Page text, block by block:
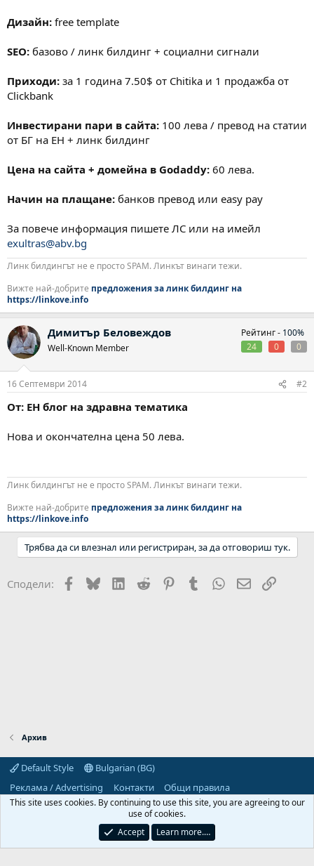
Дизайн: free template
SEO: базово / линк билдинг + социални сигнали
Приходи: за 1 година 7.50$ от Chitika и 1 продажба от
Clickbank
Инвестирани пари в сайта: 100 лева / превод на статии
от БГ на ЕН + линк билдинг
Цена на сайта + домейна в Godaddy: 60 лева.
Начин на плащане: банков превод или easy pay
За повече информация пишете ЛС или на имейл
exultras@abv.bg
Линк билдингът не е просто SPAM. Линкът винаги тежи.
Вижте най-добрите предложения за линк билдинг на
https://linkove.info
Димитър Беловеждов
Well-Known Member
Рейтинг - 100%
24
0 0
16 Септември 2014 #2
От: ЕН блог на здравна тематика
Нова и окончателна цена 50 лева.
Линк билдингът не е просто SPAM. Линкът винаги тежи.
Вижте най-добрите предложения за линк билдинг на
https://linkove.info
Трябва да си влезнал или регистриран, за да отговориш тук.
Сподели: Facebook
BlueskyLinkedIn
Reddit PinterestTumblr WhatsApp
EmailLink
Архив
Default Style
Bulgarian (BG)
Реклама / Advertising
Контакти
Общи правила
Декларация за поверителност
Помощ Начало
R
S
Predpriemach.com © 2006-2026. Hosting by:
This site uses cookies. By continuing to use this site, you are agreeing to our
use of cookies.
Accept
Learn more.…